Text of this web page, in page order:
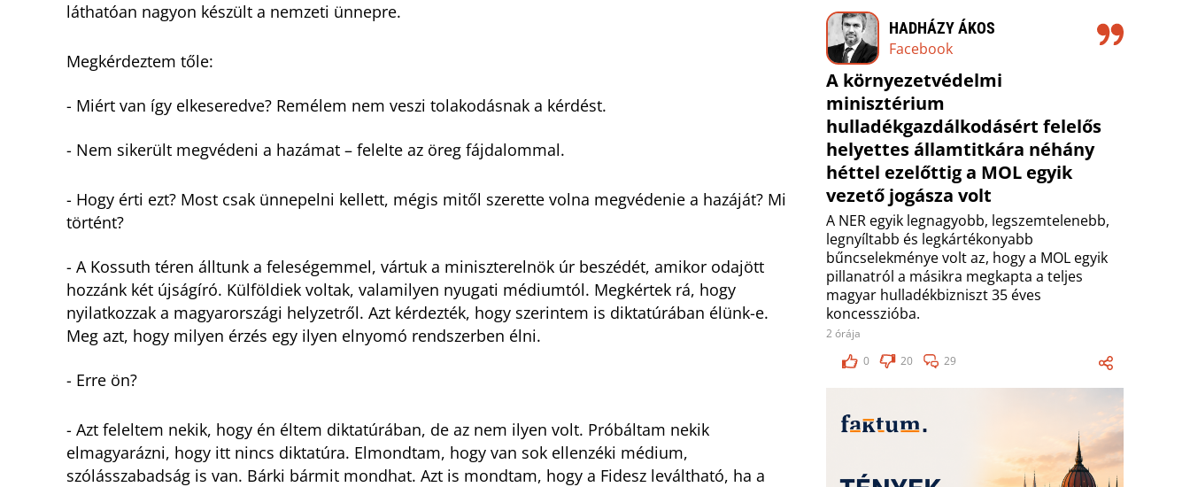
láthatóan nagyon készült a nemzeti ünnepre.
Megkérdeztem tőle:
- Miért van így elkeseredve? Remélem nem veszi tolakodásnak a kérdést.
- Nem sikerült megvédeni a hazámat – felelte az öreg fájdalommal.
- Hogy érti ezt? Most csak ünnepelni kellett, mégis mitől szerette volna megvédenie a hazáját? Mi
történt?
- A Kossuth téren álltunk a feleségemmel, vártuk a miniszterelnök úr beszédét, amikor odajött
hozzánk két újságíró. Külföldiek voltak, valamilyen nyugati médiumtól. Megkértek rá, hogy
nyilatkozzak a magyarországi helyzetről. Azt kérdezték, hogy szerintem is diktatúrában élünk-e.
Meg azt, hogy milyen érzés egy ilyen elnyomó rendszerben élni.
- Erre ön?
- Azt feleltem nekik, hogy én éltem diktatúrában, de az nem ilyen volt. Próbáltam nekik
elmagyarázni, hogy itt nincs diktatúra. Elmondtam, hogy van sok ellenzéki médium,
szólásszabadság is van. Bárki bármit mondhat. Azt is mondtam, hogy a Fidesz leváltható, ha a
HADHÁZY ÁKOS
Facebook
A környezetvédelmi
minisztérium
hulladékgazdálkodásért felelős
helyettes államtitkára néhány
héttel ezelőttig a MOL egyik
vezető jogásza volt
A NER egyik legnagyobb, legszemtelenebb,
legnyíltabb és legkártékonyabb
bűncselekménye volt az, hogy a MOL egyik
pillanatról a másikra megkapta a teljes
magyar hulladékbizniszt 35 éves
koncesszióba.
2 órája
0
20 29